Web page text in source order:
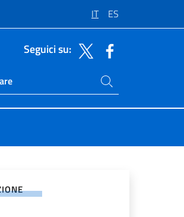
IT ES
Seguici su:
sito live